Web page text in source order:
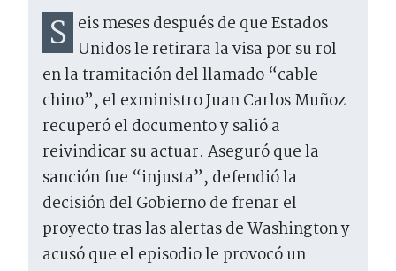
Seis meses después de que Estados Unidos le retirara la visa por su rol
en la tramitación del llamado “cable
chino”, el exministro Juan Carlos Muñoz
recuperó el documento y salió a
reivindicar su actuar. Aseguró que la
sanción fue “injusta”, defendió la
decisión del Gobierno de frenar el
proyecto tras las alertas de Washington y
acusó que el episodio le provocó un